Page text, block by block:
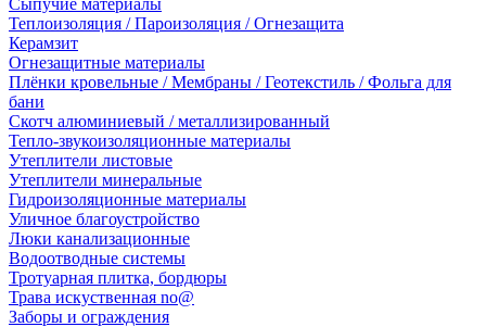
Сыпучие материалы
Теплоизоляция / Пароизоляция / Огнезащита
Керамзит
Огнезащитные материалы
Плёнки кровельные / Мембраны / Геотекстиль / Фольга для
бани
Скотч алюминиевый / металлизированный
Тепло-звукоизоляционные материалы
Утеплители листовые
Утеплители минеральные
Гидроизоляционные материалы
Уличное благоустройство
Люки канализационные
Водоотводные системы
Тротуарная плитка, бордюры
Трава искуственная no@
Заборы и ограждения